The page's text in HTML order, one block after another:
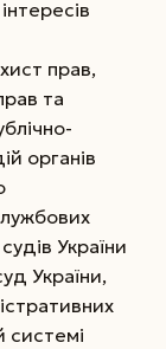
прав,
та
органів
України
України,
системі